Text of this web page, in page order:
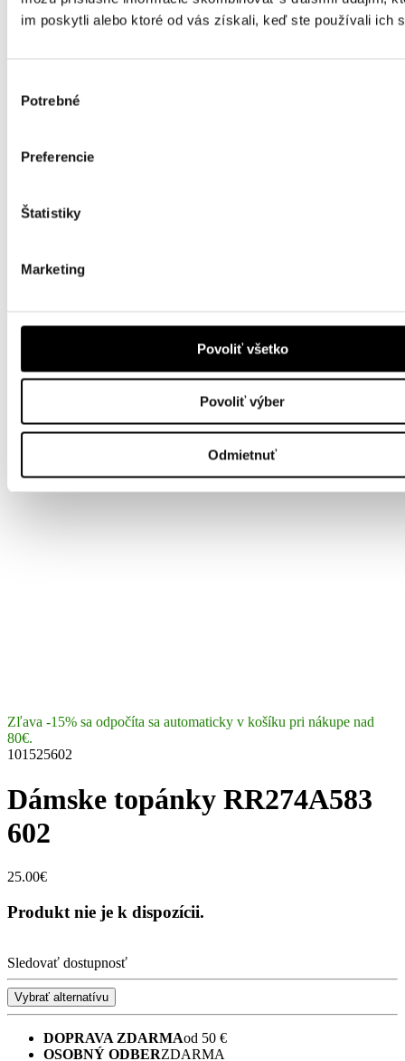
im poskytli alebo ktoré od vás získali, keď ste používali ich
súhlasu
Potrebné
Preferencie
Štatistiky
Marketing
Povoliť všetko
Povoliť výber
Odmietnuť
Zľava -15% sa odpočíta sa automaticky v košíku pri nákupe nad
80€.
101525602
Dámske topánky RR274A583
602
25.00€
Produkt nie je k dispozícii.
Sledovať dostupnosť
Vybrať alternatívu
DOPRAVA ZDARMAod 50 €
OSOBNÝ ODBERZDARMA